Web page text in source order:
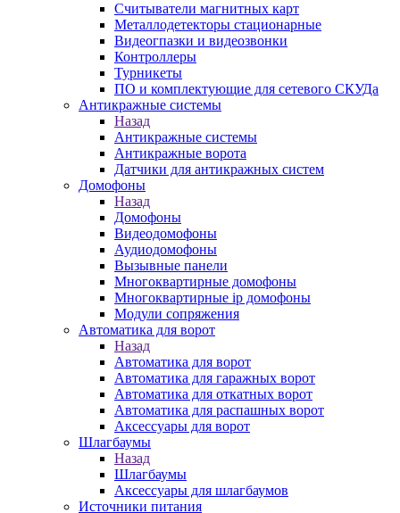
Считыватели магнитных карт
Металлодетекторы стационарные
Видеогпазки и видеозвонки
Контроллеры
Турникеты
ПО и комплектующие для сетевого СКУДа
Антикражные системы
Назад
Антикражные системы
Антикражные ворота
Датчики для антикражных систем
Домофоны
Назад
Домофоны
Видеодомофоны
Аудиодомофоны
Вызывные панели
Многоквартирные домофоны
Многоквартирные ip домофоны
Модули сопряжения
Автоматика для ворот
Назад
Автоматика для ворот
Автоматика для гаражных ворот
Автоматика для откатных ворот
Автоматика для распашных ворот
Аксессуары для ворот
Шлагбаумы
Назад
Шлагбаумы
Аксессуары для шлагбаумов
Источники питания